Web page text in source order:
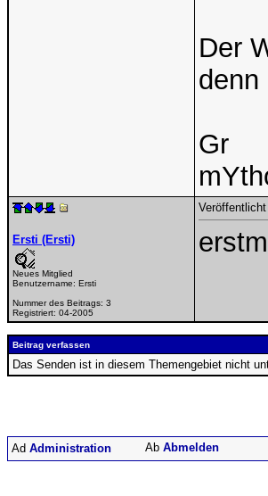
Der
denn
Gr
Ersti (Ersti)
Neues Mitglied
Benutzername: Ersti
Nummer des Beitrags: 3
Registriert: 04-2005
Beitrag verfassen
Das Senden ist in diesem Themengebiet nicht
Administration Abmelden